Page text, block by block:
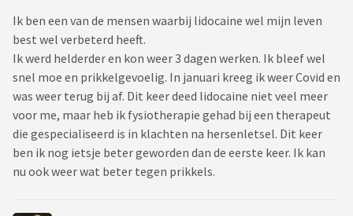
Ik ben een van de mensen waarbij lidocaine wel mijn leven
best wel verbeterd heeft.
Ik werd helderder en kon weer 3 dagen werken. Ik bleef wel
snel moe en prikkelgevoelig. In januari kreeg ik weer Covid en
was weer terug bij af. Dit keer deed lidocaine niet veel meer
voor me, maar heb ik fysiotherapie gehad bij een therapeut
die gespecialiseerd is in klachten na hersenletsel. Dit keer
ben ik nog ietsje beter geworden dan de eerste keer. Ik kan
nu ook weer wat beter tegen prikkels.